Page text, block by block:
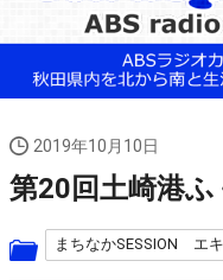
2019年10月10日
第20回土崎港
まちなかSESSION エ